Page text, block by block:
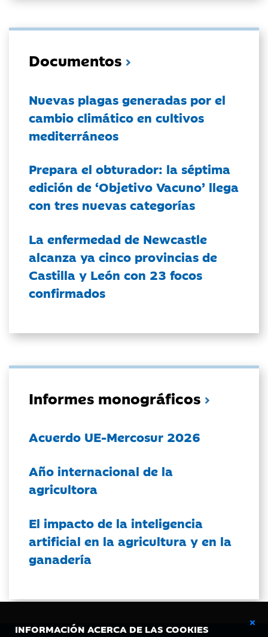
INFORMACIÓN ACERCA DE LAS COOKIES
Documentos
Nuevas plagas generadas por el
cambio climático en cultivos
mediterráneos
Prepara el obturador: la séptima
edición de ‘Objetivo Vacuno’ llega
con tres nuevas categorías
La enfermedad de Newcastle
alcanza ya cinco provincias de
Castilla y León con 23 focos
confirmados
Informes monográficos
Acuerdo UE-Mercosur 2026
Año internacional de la
agricultora
El impacto de la inteligencia
artificial en la agricultura y en la
ganadería